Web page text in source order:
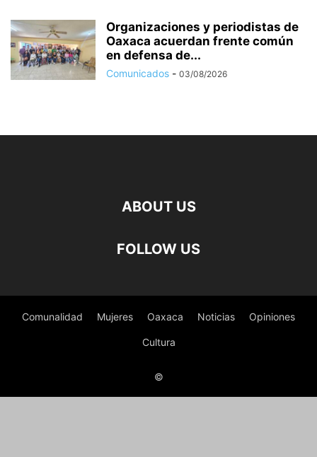
Organizaciones y periodistas de
Oaxaca acuerdan frente común
en defensa de...
Comunicados - 03/08/2026
ABOUT US
FOLLOW US
Comunalidad Mujeres Oaxaca Noticias Opiniones
Cultura
©